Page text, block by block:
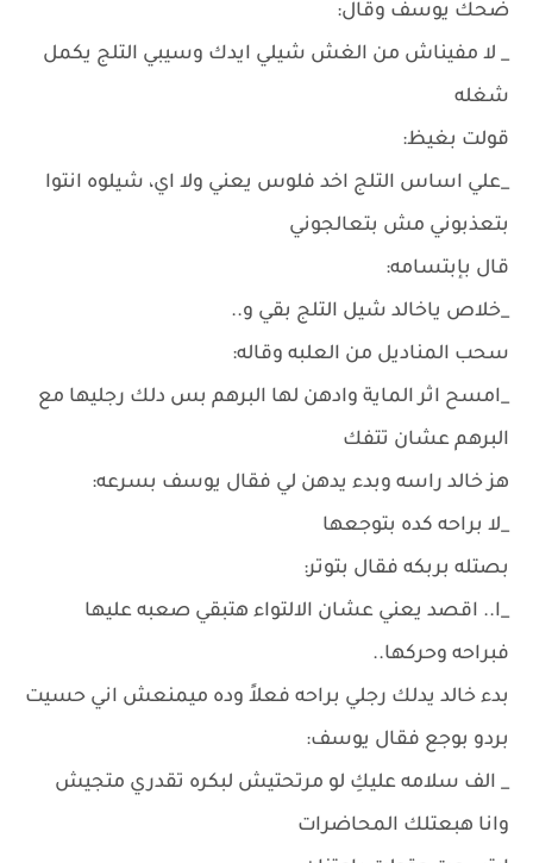
ضحك يوسف وقال:
_ لا مفيناش من الغش شيلي ايدك وسيبي التلج يكمل
شغله
قولت بغيظ:
_علي اساس التلج اخد فلوس يعني ولا اي، شيلوه انتوا
بتعذبوني مش بتعالجوني
قال بإبتسامه:
_خلاص ياخالد شيل التلج بقي و..
سحب المناديل من العلبه وقاله:
_امسح اثر الماية وادهن لها البرهم بس دلك رجليها مع
البرهم عشان تتفك
هز خالد راسه وبدء يدهن لي فقال يوسف بسرعه:
_لا براحه كده بتوجعها
بصتله بربكه فقال بتوتر:
_ا.. اقصد يعني عشان الالتواء هتبقي صعبه عليها
فبراحه وحركها..
بدء خالد يدلك رجلي براحه فعلاً وده ميمنعش اني حسيت
بردو بوجع فقال يوسف:
_ الف سلامه عليكِ لو مرتحتيش لبكره تقدري متجيش
وانا هبعتلك المحاضرات